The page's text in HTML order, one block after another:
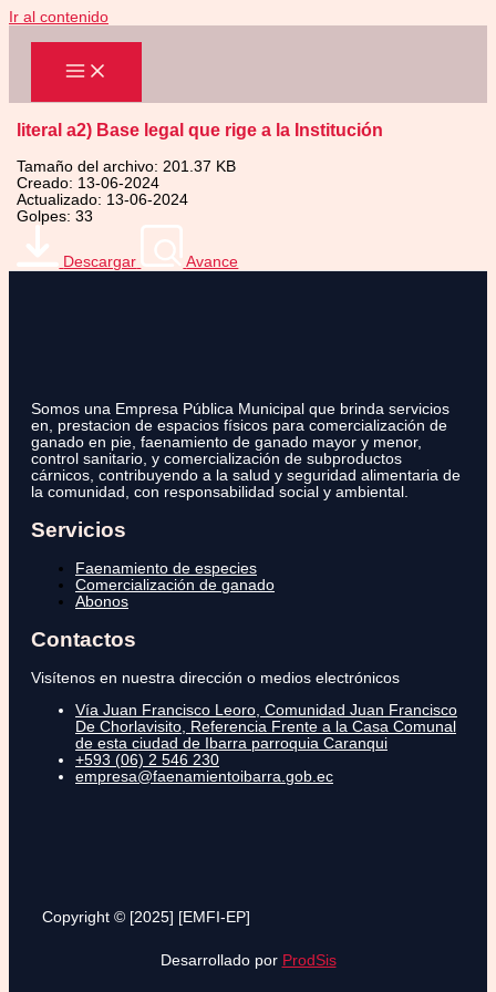
Ir al contenido
literal a2) Base legal que rige a la Institución
Tamaño del archivo: 201.37 KB
Creado: 13-06-2024
Actualizado: 13-06-2024
Golpes: 33
Descargar Avance
Somos una Empresa Pública Municipal que brinda servicios
en, prestacion de espacios físicos para comercialización de
ganado en pie, faenamiento de ganado mayor y menor,
control sanitario, y comercialización de subproductos
cárnicos, contribuyendo a la salud y seguridad alimentaria de
la comunidad, con responsabilidad social y ambiental.
Servicios
Faenamiento de especies
Comercialización de ganado
Abonos
Contactos
Visítenos en nuestra dirección o medios electrónicos
Vía Juan Francisco Leoro, Comunidad Juan Francisco
De Chorlavisito, Referencia Frente a la Casa Comunal
de esta ciudad de Ibarra parroquia Caranqui
+593 (06) 2 546 230
empresa@faenamientoibarra.gob.ec
Copyright © [2025] [EMFI-EP]
Desarrollado por ProdSis